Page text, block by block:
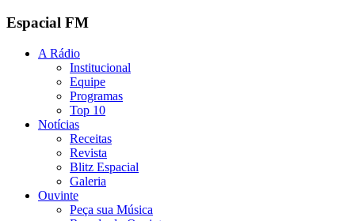
Espacial FM
A Rádio
Institucional
Equipe
Programas
Top 10
Notícias
Receitas
Revista
Blitz Espacial
Galeria
Ouvinte
Peça sua Música